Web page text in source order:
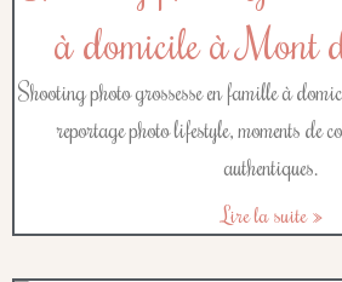
à domicile à Mont
Shooting photo grossesse en famille à
reportage photo lifestyle, moments de
authentiques.
Lire la suite »